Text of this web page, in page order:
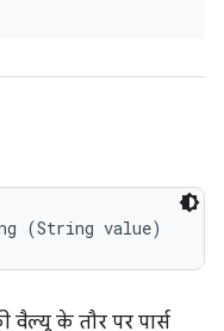
(String value)
वैल्यू के तौर पर पार्स